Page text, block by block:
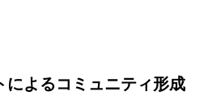
によるコミュニティ形成